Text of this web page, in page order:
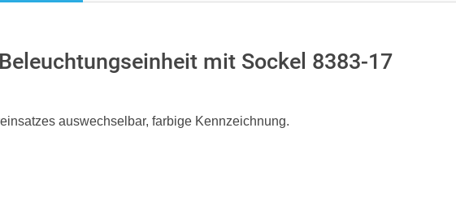
mit Sockel 8383-17
auswechselbar, farbige Kennzeichnung.